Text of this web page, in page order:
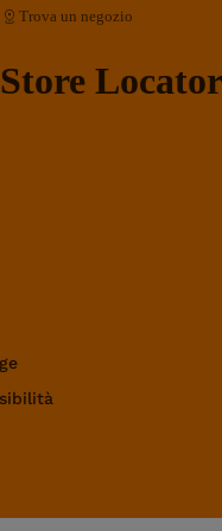
Trova un negozio
Store Locator